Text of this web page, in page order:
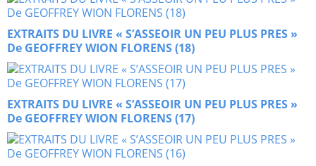
EXTRAITS DU LIVRE « S’ASSEOIR UN PEU PLUS PRES »
De GEOFFREY WION FLORENS (18)
EXTRAITS DU LIVRE « S’ASSEOIR UN PEU PLUS PRES »
De GEOFFREY WION FLORENS (17)